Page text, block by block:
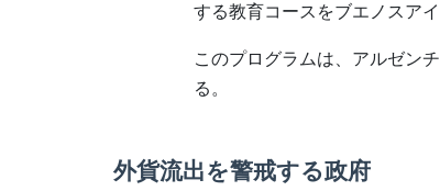
する教育コースをブエノスア
このプログラムは、アルゼン
る。
外貨流出を警戒する政府